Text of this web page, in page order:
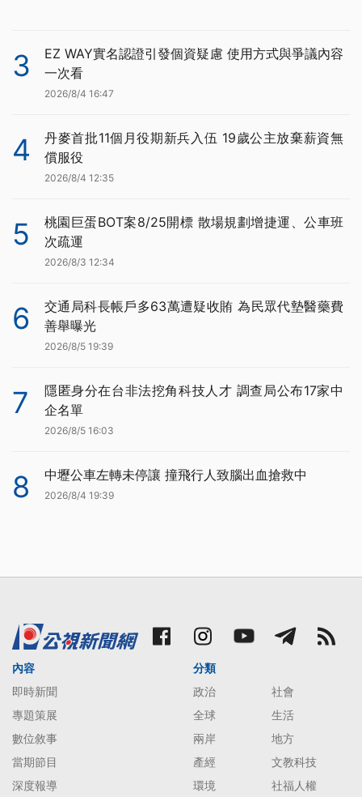
3
EZ WAY實名認證引發個資疑慮 使用方式與爭議內容
一次看
2026/8/4 16:47
4
丹麥首批11個月役期新兵入伍 19歲公主放棄薪資無
償服役
2026/8/4 12:35
5
桃園巨蛋BOT案8/25開標 散場規劃增捷運、公車班
次疏運
2026/8/3 12:34
6
交通局科長帳戶多63萬遭疑收賄 為民眾代墊醫藥費
善舉曝光
2026/8/5 19:39
7
隱匿身分在台非法挖角科技人才 調查局公布17家中
企名單
2026/8/5 16:03
8 中壢公車左轉未停讓 撞飛行人致腦出血搶救中
2026/8/4 19:39
內容
即時新聞
專題策展
數位敘事
當期節目
深度報導
分類
政治
社會
全球
生活
兩岸
地方
產經
文教科技
環境
社福人權